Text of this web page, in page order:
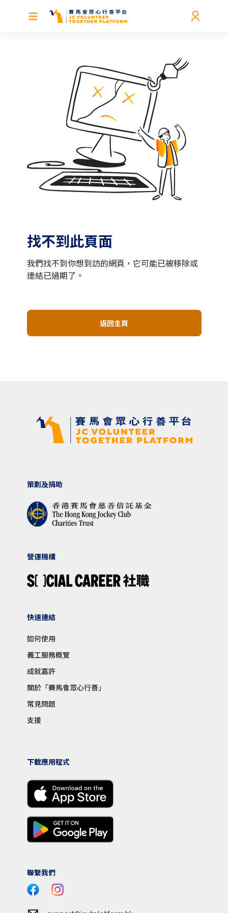
找不到此頁面
我們找不到你想到訪的網頁，它可能已被移除或
連結已過期了。
返回主頁
策劃及捐助
營運機構
快速連結
如何使用
義工服務概覽
成就嘉許
關於「賽馬會眾心行善」
常見問題
支援
下載應用程式
聯繫我們